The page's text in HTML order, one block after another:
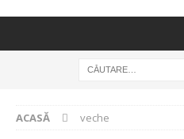
ACASĂ veche